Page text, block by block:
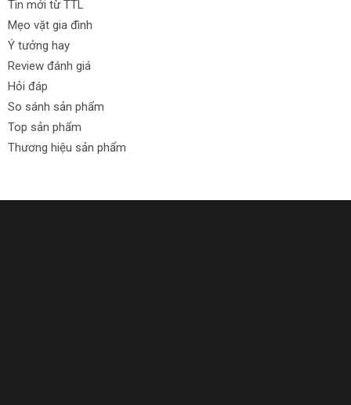
Tin mới từ TTL
Mẹo vặt gia đình
Ý tưởng hay
Review đánh giá
Hỏi đáp
So sánh sản phẩm
Top sản phẩm
Thương hiệu sản phẩm